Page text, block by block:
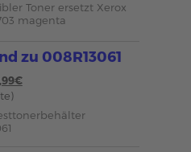
Toner ersetzt Xerox
magenta
zu 008R13061